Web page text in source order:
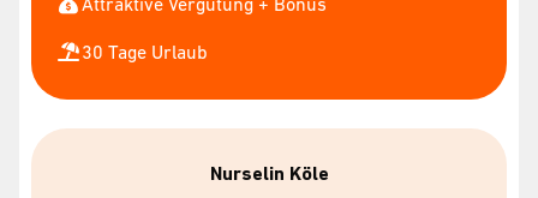
30 Tage Urlaub
Nurselin Köle